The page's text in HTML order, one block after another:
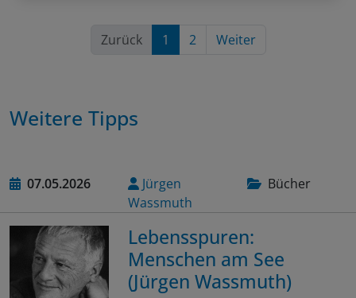
Zurück 1 2 Weiter
Weitere Tipps
07.05.2026
Jürgen
Wassmuth
Bücher
Lebensspuren:
Menschen am See
(Jürgen Wassmuth)